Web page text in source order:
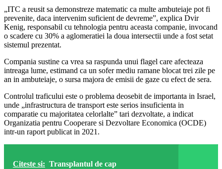
„ITC a reusit sa demonstreze matematic ca multe ambuteiaje pot fi
prevenite, daca intervenim suficient de devreme”, explica Dvir
Kenig, responsabil cu tehnologia pentru aceasta companie, invocand
o scadere cu 30% a aglomeratiei la doua intersectii unde a fost setat
sistemul prezentat.
Compania sustine ca vrea sa raspunda unui flagel care afecteaza
intreaga lume, estimand ca un sofer mediu ramane blocat trei zile pe
an in ambuteiaje, o sursa majora de emisii de gaze cu efect de sera.
Controlul traficului este o problema deosebit de importanta in Israel,
unde „infrastructura de transport este serios insuficienta in
comparatie cu majoritatea celorlalte” tari dezvoltate, a indicat
Organizatia pentru Cooperare si Dezvoltare Economica (OCDE)
intr-un raport publicat in 2021.
Citeste si: Transplantul de cap